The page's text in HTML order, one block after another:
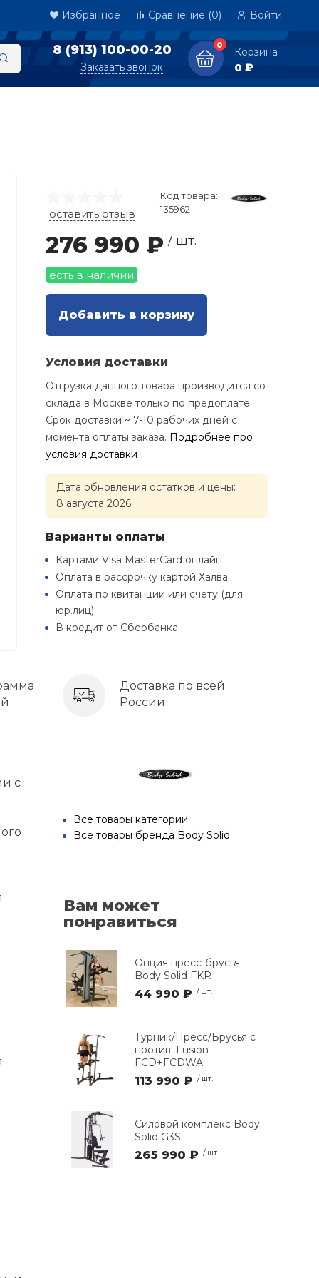
Избранное Сравнение (0) Войти
8 (913) 100-00-20
Заказать звонок
0
Корзина
0 ₽
оставить отзыв
Код товара:
135962
276 990 ₽ / шт.
есть в наличии
Добавить в корзину
Условия доставки
Отгрузка данного товара производится со
склада в Москве только по предоплате.
Срок доставки ~ 7-10 рабочих дней с
момента оплаты заказа. Подробнее про
условия доставки
Дата обновления остатков и цены:
8 августа 2026
Варианты оплаты
Картами Visa MasterCard онлайн
Оплата в рассрочку картой Халва
Оплата по квитанции или счету (для
юр.лиц)
В кредит от Сбербанка
Доставка по всей
России
с
Все товары категории
Все товары бренда Body Solid
Вам может
понравиться
Опция пресс-брусья
Body Solid FKR
44 990 ₽ / шт.
Турник/Пресс/Брусья с
против. Fusion
FCD+FCDWA
113 990 ₽ / шт.
Силовой комплекс Body
Solid G3S
265 990 ₽ / шт.